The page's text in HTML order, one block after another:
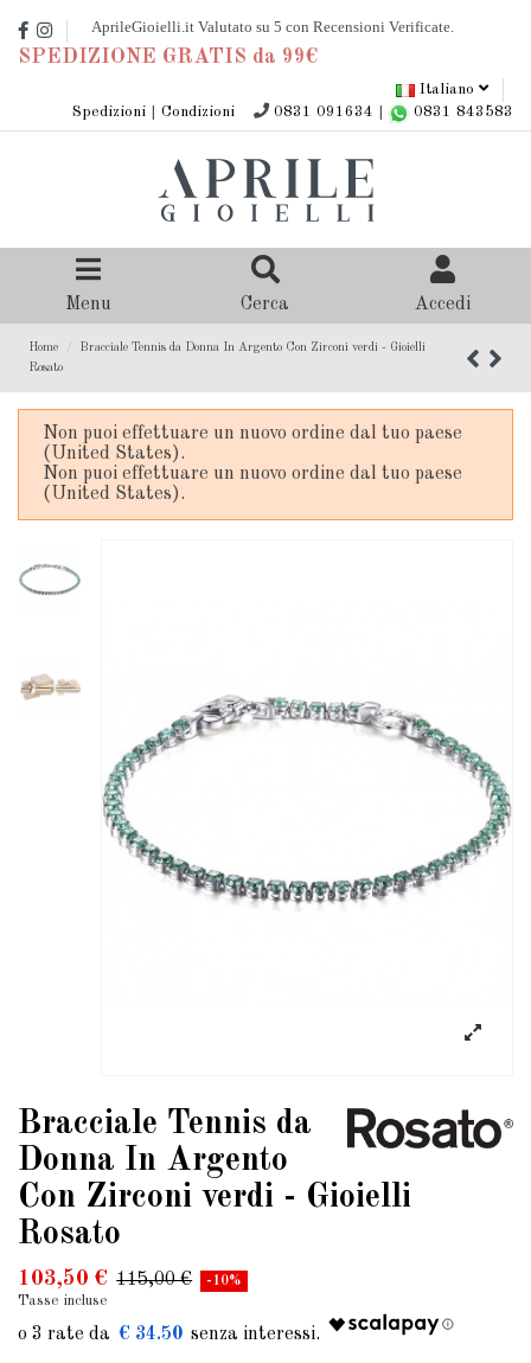
SPEDIZIONE GRATIS da 99€
Italiano
Spedizioni
Condizioni 0831 091634 0831 843583
Menu Cerca Accedi
Home
Bracciale Tennis da Donna In Argento Con Zirconi verdi - Gioielli
Rosato
Non puoi effettuare un nuovo ordine dal tuo paese
(United States).
Non puoi effettuare un nuovo ordine dal tuo paese
(United States).
Bracciale Tennis da
Donna In Argento
Con Zirconi verdi - Gioielli
Rosato
103,50 € 115,00 € -10%
Tasse incluse
€ 34.50